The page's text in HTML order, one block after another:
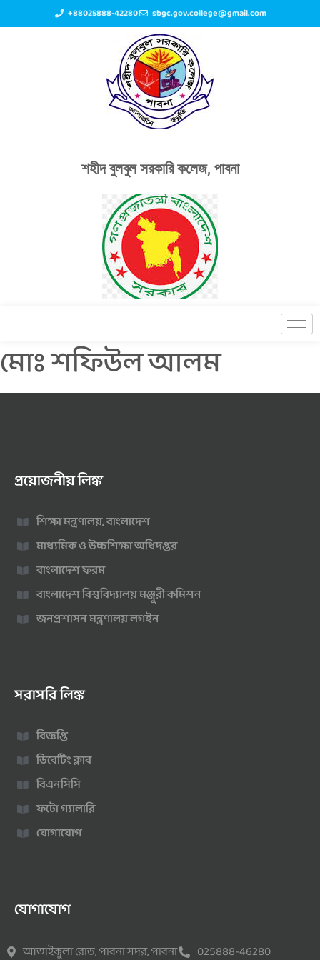
+88025888-42280 sbgc.gov.college@gmail.com
শহীদ বুলবুল সরকারি কলেজ, পাবনা
মোঃ শফিউল আলম
প্রয়োজনীয় লিঙ্ক
শিক্ষা মন্ত্রণালয়, বাংলাদেশ
মাধ্যমিক ও উচ্চশিক্ষা অধিদপ্তর
বাংলাদেশ ফরম
বাংলাদেশ বিশ্ববিদ্যালয় মঞ্জুরী কমিশন
জনপ্রশাসন মন্ত্রণালয় লগইন
সরাসরি লিঙ্ক
বিজ্ঞপ্তি
ডিবেটিং ক্লাব
বিএনসিসি
ফটো গ্যালারি
যোগাযোগ
যোগাযোগ
আতাইকুলা রোড, পাবনা সদর, পাবনা 025888-46280